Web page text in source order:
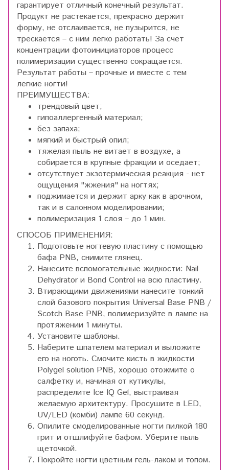
гарантирует отличный конечный результат.
Продукт не растекается, прекрасно держит
форму, не отслаивается, не пузырится, не
трескается – с ним легко работать! За счет
концентрации фотоинициаторов процесс
полимеризации существенно сокращается.
Результат работы – прочные и вместе с тем
легкие ногти!
ПРЕИМУЩЕСТВА:
трендовый цвет;
гипоаллергенный материал;
без запаха;
мягкий и быстрый опил;
тяжелая пыль не витает в воздухе, а
собирается в крупные фракции и оседает;
отсутствует экзотермическая реакция - нет
ощущения "жжения" на ногтях;
поджимается и держит арку как в арочном,
так и в салонном моделировании;
полимеризация 1 слоя – до 1 мин.
СПОСОБ ПРИМЕНЕНИЯ:
Подготовьте ногтевую пластину с помощью
бафа PNB, снимите глянец.
Нанесите вспомогательные жидкости: Nail
Dehydrator и Bond Control на всю пластину.
Втирающими движениями нанесите тонкий
слой базового покрытия Universal Base PNB /
Scotch Base PNB, полимеризуйте в лампе на
протяжении 1 минуты.
Установите шаблоны.
Наберите шпателем материал и выложите
его на ноготь. Смочите кисть в жидкости
Polygel solution PNB, хорошо отожмите о
салфетку и, начиная от кутикулы,
распределите Ice IQ Gel, выстраивая
желаемую архитектуру. Просушите в LED,
UV/LED (комби) лампе 60 секунд.
Опилите смоделированные ногти пилкой 180
грит и отшлифуйте бафом. Уберите пыль
щеточкой.
Покройте ногти цветным гель-лаком и топом.